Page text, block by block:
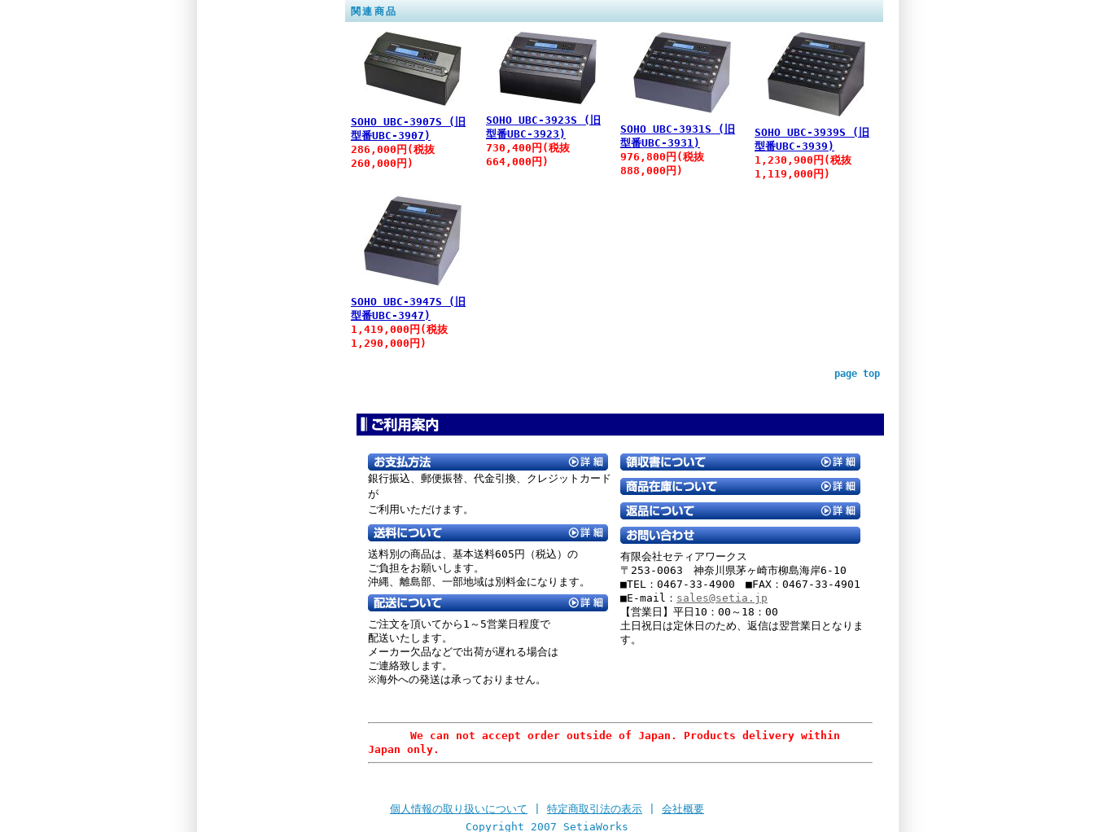
関連商品
SOHO UBC-3907S (旧
型番UBC-3907)
286,000円(税抜
260,000円)
SOHO UBC-3923S (旧
型番UBC-3923)
730,400円(税抜
664,000円)
SOHO UBC-3931S (旧
型番UBC-3931)
976,800円(税抜
888,000円)
SOHO UBC-3939S (旧
型番UBC-3939)
1,230,900円(税抜
1,119,000円)
SOHO UBC-3947S (旧
型番UBC-3947)
1,419,000円(税抜
1,290,000円)
page top
銀行振込、郵便振替、 代金引換、クレジットカード
が
ご利用いただけます。
送料別の商品は、基本送料605円（税込）の
ご負担をお願いします。
沖縄、離島部、一部地域は別料金になります。
ご注文を頂いてから1～5営業日程度で
配送いたします。
メーカー欠品などで出荷が遅れる場合は
ご連絡致します。
※海外への発送は承っておりません。
有限会社セティアワークス
〒253-0063 神奈川県茅ヶ崎市柳島海岸6-10
■TEL：0467-33-4900 ■FAX：0467-33-4901
■E-mail： sales@setia.jp
【営業日】平日10：00～18：00
土日祝日は定休日のため、返信は翌営業日となりま
す。
We can not accept order outside of Japan. Products delivery within
Japan only.
個人情報の取り扱いについて 特定商取引法の表示
会社概要
Copyright 2007 SetiaWorks